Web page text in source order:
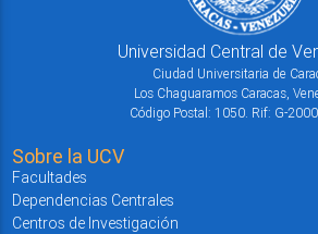
Universidad Central de
Ciudad Universitaria de
Los Chaguaramos Caracas,
Código Postal: 1050. Rif: G-
Sobre la UCV
Facultades
Dependencias Centrales
Centros de Investigación